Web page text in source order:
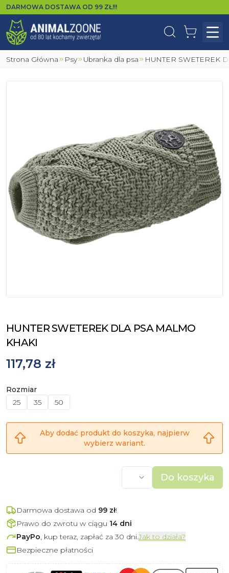
DARMOWA DOSTAWA OD 99 ZŁ!!!
WyszukajKoszyk
Strona Główna Psy Ubranka dla psa HUNTER SWETEREK
HUNTER SWETEREK DLA PSA MALMO
KHAKI
117,78 zł
Rozmiar
25
35 50
Aby dodać produkt do koszyka, najpierw
wybierz wariant.
Do koszyka
Darmowa dostawa od 99 zł!
Prawo do zwrotu w ciągu 14 dni
PayPo, kup teraz, zapłać za 30 dni.Jak to działa?
Bezpieczne płatności